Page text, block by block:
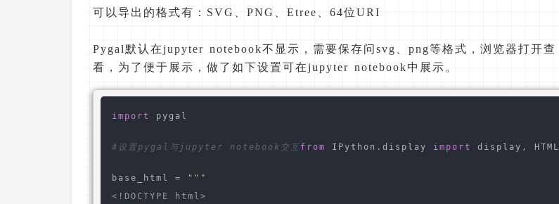
可以导出的格式有：SVG、PNG、Etree、64位URI
Pygal默认在jupyter notebook不显示，需要保存问svg、png等格式，浏览器打开查
看，为了便于展示，做了如下设置可在jupyter notebook中展示。
import pygal
#设置pygal与jupyter notebook交互from IPython.display import display, HTML
base_html =
<!DOCTYPE html>